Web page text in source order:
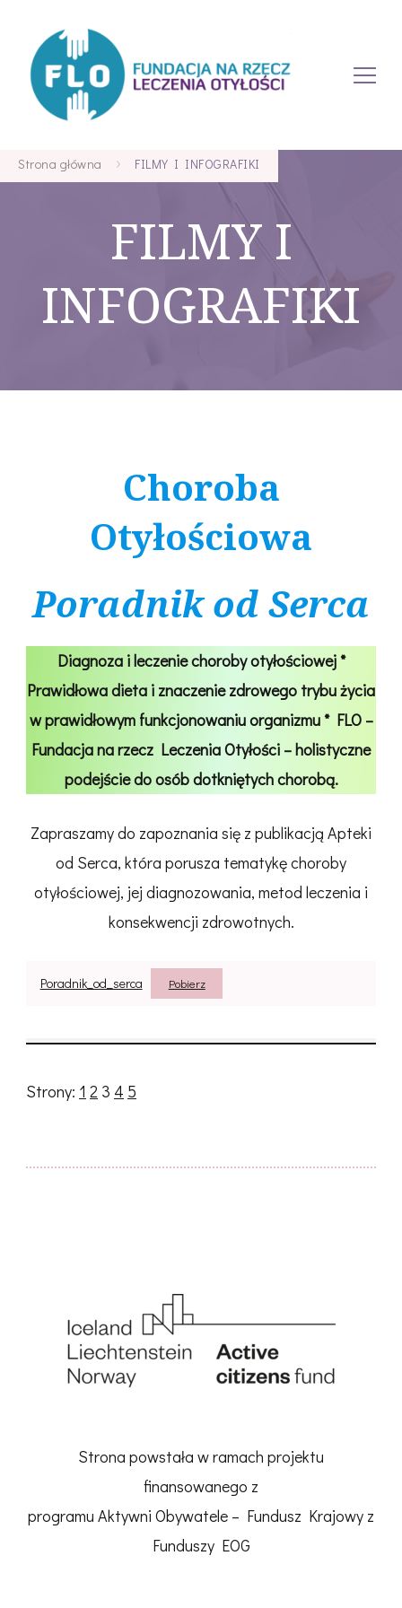
Strona główna FILMY I INFOGRAFIKI
FILMY I
INFOGRAFIKI
Choroba
Otyłościowa
Poradnik od Serca
Diagnoza i leczenie choroby otyłościowej *
Prawidłowa dieta i znaczenie zdrowego trybu życia
w prawidłowym funkcjonowaniu organizmu * FLO –
Fundacja na rzecz Leczenia Otyłości – holistyczne
podejście do osób dotkniętych chorobą.
Zapraszamy do zapoznania się z publikacją Apteki
od Serca, która porusza tematykę choroby
otyłościowej, jej diagnozowania, metod leczenia i
konsekwencji zdrowotnych.
Poradnik_od_serca Pobierz
Strony: 1 2 3 4 5
Strona powstała w ramach projektu
finansowanego z
programu Aktywni Obywatele – Fundusz Krajowy z
Funduszy EOG